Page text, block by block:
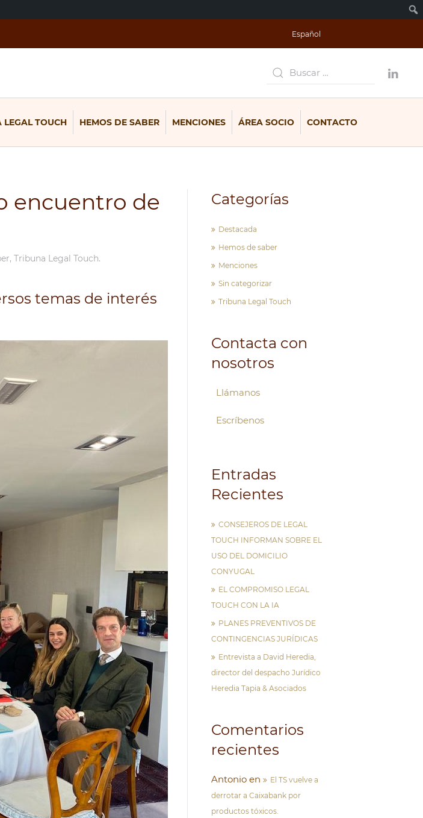
Español
LEGAL TOUCH HEMOS DE SABER MENCIONES ÁREA SOCIO CONTACTO
encuentro de
, Tribuna Legal Touch.
temas de interés
Categorías
Destacada
Hemos de saber
Menciones
Sin categorizar
Tribuna Legal Touch
Contacta con
nosotros
Llámanos
Escríbenos
Entradas
Recientes
CONSEJEROS DE LEGAL
TOUCH INFORMAN SOBRE EL
USO DEL DOMICILIO
CONYUGAL
EL COMPROMISO LEGAL
TOUCH CON LA IA
PLANES PREVENTIVOS DE
CONTINGENCIAS JURÍDICAS
Entrevista a David Heredia,
director del despacho Jurídico
Heredia Tapia & Asociados
Comentarios
recientes
Antonio en
El TS vuelve a
derrotar a Caixabank por
productos tóxicos.